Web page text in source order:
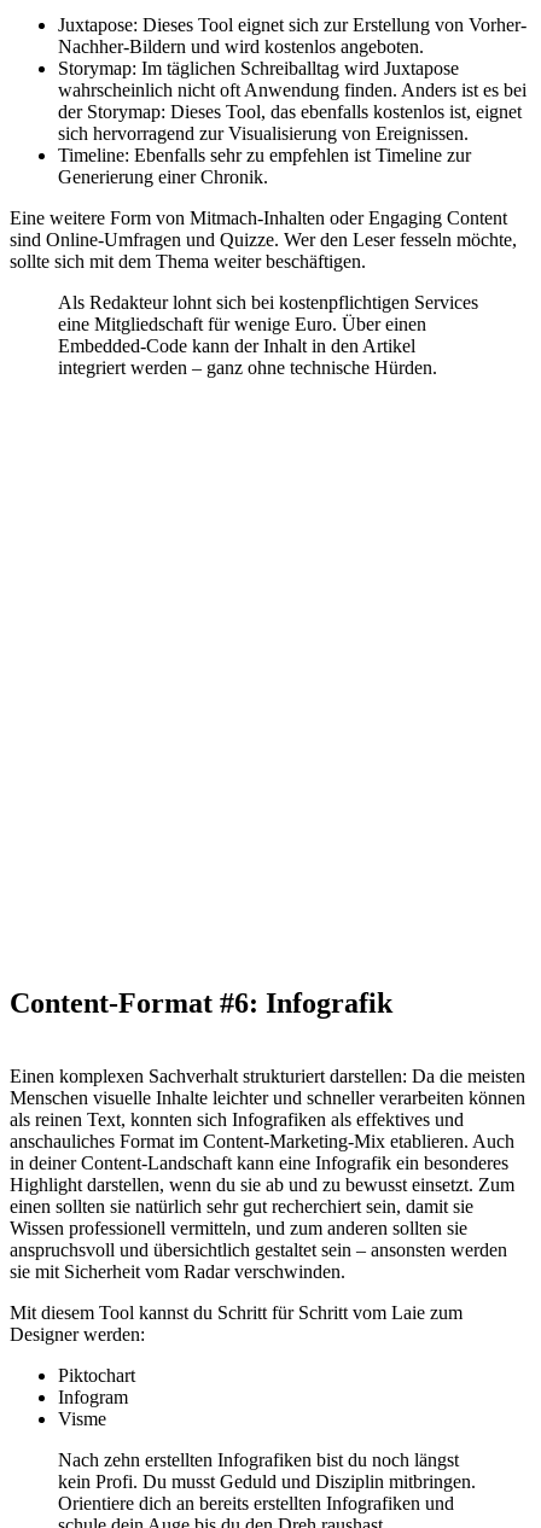
Juxtapose: Dieses Tool eignet sich zur Erstellung von Vorher-
Nachher-Bildern und wird kostenlos angeboten.
Storymap: Im täglichen Schreiballtag wird Juxtapose
wahrscheinlich nicht oft Anwendung finden. Anders ist es bei
der Storymap: Dieses Tool, das ebenfalls kostenlos ist, eignet
sich hervorragend zur Visualisierung von Ereignissen.
Timeline: Ebenfalls sehr zu empfehlen ist Timeline zur
Generierung einer Chronik.
Eine weitere Form von Mitmach-Inhalten oder Engaging Content
sind Online-Umfragen und Quizze. Wer den Leser fesseln möchte,
sollte sich mit dem Thema weiter beschäftigen.
Als Redakteur lohnt sich bei kostenpflichtigen Services
eine Mitgliedschaft für wenige Euro. Über einen
Embedded-Code kann der Inhalt in den Artikel
integriert werden – ganz ohne technische Hürden.
Content-Format #6: Infografik
Einen komplexen Sachverhalt strukturiert darstellen: Da die meisten
Menschen visuelle Inhalte leichter und schneller verarbeiten können
als reinen Text, konnten sich Infografiken als effektives und
anschauliches Format im Content-Marketing-Mix etablieren. Auch
in deiner Content-Landschaft kann eine Infografik ein besonderes
Highlight darstellen, wenn du sie ab und zu bewusst einsetzt. Zum
einen sollten sie natürlich sehr gut recherchiert sein, damit sie
Wissen professionell vermitteln, und zum anderen sollten sie
anspruchsvoll und übersichtlich gestaltet sein – ansonsten werden
sie mit Sicherheit vom Radar verschwinden.
Mit diesem Tool kannst du Schritt für Schritt vom Laie zum
Designer werden:
Piktochart
Infogram
Visme
Nach zehn erstellten Infografiken bist du noch längst
kein Profi. Du musst Geduld und Disziplin mitbringen.
Orientiere dich an bereits erstellten Infografiken und